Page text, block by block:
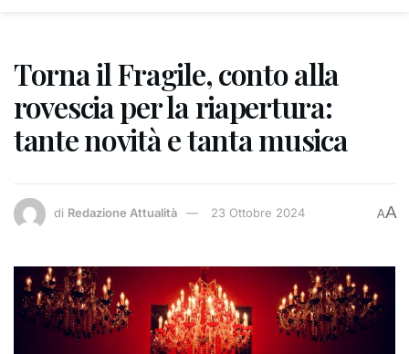
Torna il Fragile, conto alla
rovescia per la riapertura:
tante novità e tanta musica
di Redazione Attualità 23 Ottobre 2024 AA